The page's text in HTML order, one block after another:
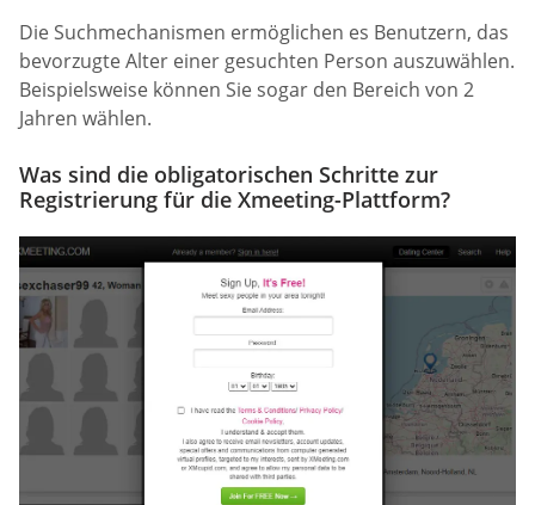
Die Suchmechanismen ermöglichen es Benutzern, das
bevorzugte Alter einer gesuchten Person auszuwählen.
Beispielsweise können Sie sogar den Bereich von 2
Jahren wählen.
Was sind die obligatorischen Schritte zur
Registrierung für die Xmeeting-Plattform?